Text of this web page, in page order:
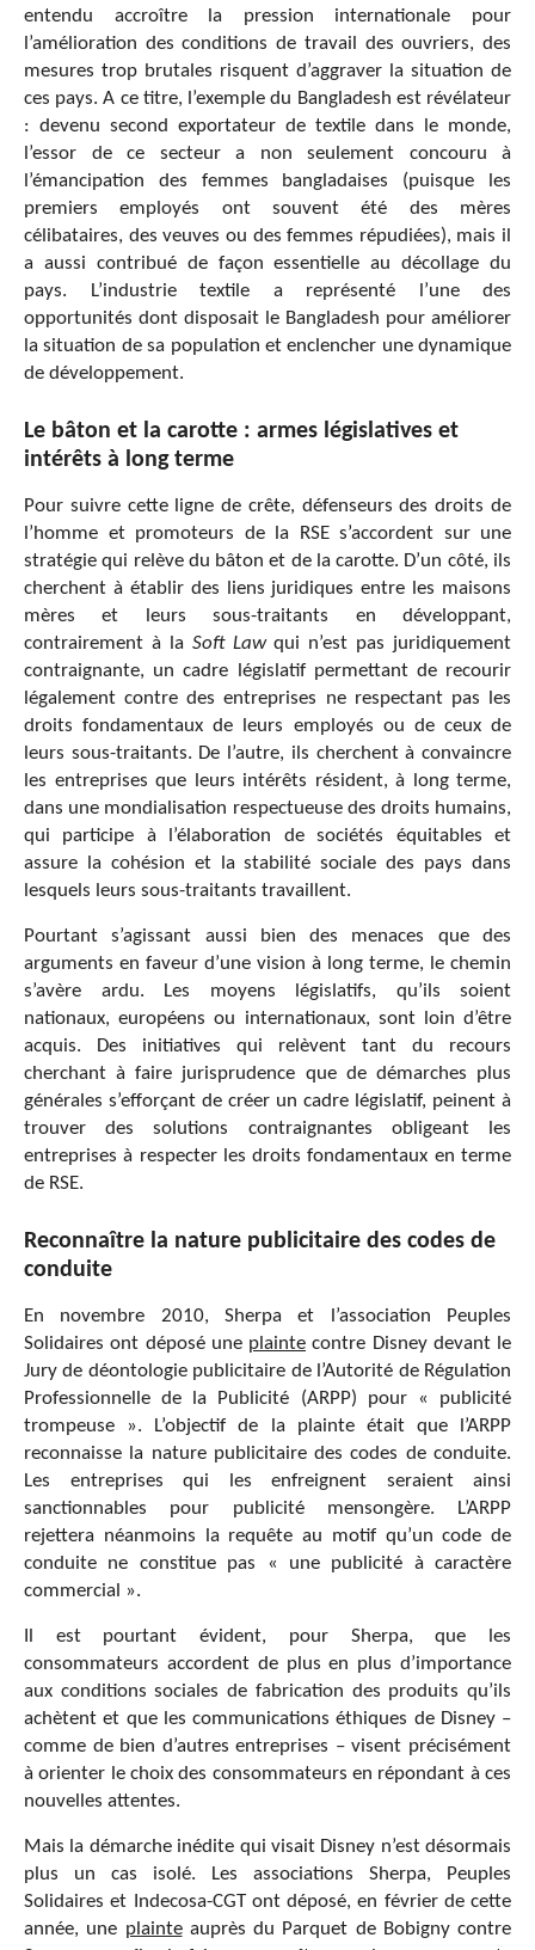
entendu accroître la pression internationale pour
l’amélioration des conditions de travail des ouvriers, des
mesures trop brutales risquent d’aggraver la situation de
ces pays. A ce titre, l’exemple du Bangladesh est révélateur
: devenu second exportateur de textile dans le monde,
l’essor de ce secteur a non seulement concouru à
l’émancipation des femmes bangladaises (puisque les
premiers employés ont souvent été des mères
célibataires, des veuves ou des femmes répudiées), mais il
a aussi contribué de façon essentielle au décollage du
pays. L’industrie textile a représenté l’une des
opportunités dont disposait le Bangladesh pour améliorer
la situation de sa population et enclencher une dynamique
de développement.
Le bâton et la carotte : armes législatives et
intérêts à long terme
Pour suivre cette ligne de crête, défenseurs des droits de
l’homme et promoteurs de la RSE s’accordent sur une
stratégie qui relève du bâton et de la carotte. D’un côté, ils
cherchent à établir des liens juridiques entre les maisons
mères et leurs sous-traitants en développant,
contrairement à la Soft Lawqui n’est pas juridiquement
contraignante, un cadre législatif permettant de recourir
légalement contre des entreprises ne respectant pas les
droits fondamentaux de leurs employés ou de ceux de
leurs sous-traitants. De l’autre, ils cherchent à convaincre
les entreprises que leurs intérêts résident, à long terme,
dans une mondialisation respectueuse des droits humains,
qui participe à l’élaboration de sociétés équitables et
assure la cohésion et la stabilité sociale des pays dans
lesquels leurs sous-traitants travaillent.
Pourtant s’agissant aussi bien des menaces que des
arguments en faveur d’une vision à long terme, le chemin
s’avère ardu. Les moyens législatifs, qu’ils soient
nationaux, européens ou internationaux, sont loin d’être
acquis. Des initiatives qui relèvent tant du recours
cherchant à faire jurisprudence que de démarches plus
générales s’efforçant de créer un cadre législatif, peinent à
trouver des solutions contraignantes obligeant les
entreprises à respecter les droits fondamentaux en terme
de RSE.
Reconnaître la nature publicitaire des codes de
conduite
En novembre 2010, Sherpa et l’association Peuples
Solidaires ont déposé une plainte contre Disney devant le
Jury de déontologie publicitaire de l’Autorité de Régulation
Professionnelle de la Publicité (ARPP) pour « publicité
trompeuse ». L’objectif de la plainte était que l’ARPP
reconnaisse la nature publicitaire des codes de conduite.
Les entreprises qui les enfreignent seraient ainsi
sanctionnables pour publicité mensongère. L’ARPP
rejettera néanmoins la requête au motif qu’un code de
conduite ne constitue pas « une publicité à caractère
commercial ».
Il est pourtant évident, pour Sherpa, que les
consommateurs accordent de plus en plus d’importance
aux conditions sociales de fabrication des produits qu’ils
achètent et que les communications éthiques de Disney –
comme de bien d’autres entreprises – visent précisément
à orienter le choix des consommateurs en répondant à ces
nouvelles attentes.
Mais la démarche inédite qui visait Disney n’est désormais
plus un cas isolé. Les associations Sherpa, Peuples
Solidaires et Indecosa-CGT ont déposé, en février de cette
année, une plainteauprès du Parquet de Bobigny contre